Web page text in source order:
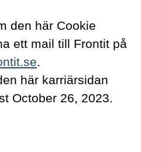
den här Cookie
ett mail till Frontit på
.
här karriärsidan
October 26, 2023.